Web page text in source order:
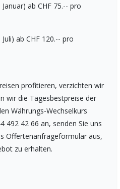
ab CHF 75.-- pro
ab CHF 120.-- pro
profitieren, verzichten wir
wir die Tagesbestpreise der
Währungs-Wechselkurs
492 42 66 an, senden Sie uns
Offertenanfrageformular aus,
zu erhalten.